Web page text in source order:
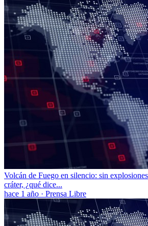
Volcán de Fuego en silencio: sin
cráter, ¿qué dice...
hace 1 año · Prensa Libre